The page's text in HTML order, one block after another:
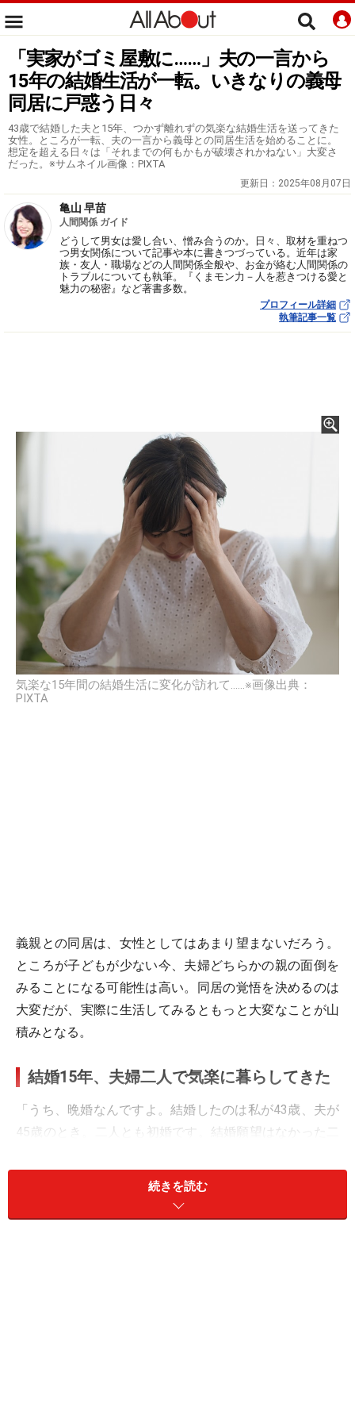
「実家がゴミ屋敷に……」夫の一言から
15年の結婚生活が一転。いきなりの義母
同居に戸惑う日々
43歳で結婚した夫と15年、つかず離れずの気楽な結婚生活を送ってきた
女性。ところが一転、夫の一言から義母との同居生活を始めることに。
想定を超える日々は「それまでの何もかもが破壊されかねない」大変さ
だった。※サムネイル画像：PIXTA
更新日： 2025年08月07日
亀山 早苗
人間関係 ガイド
どうして男女は愛し合い、憎み合うのか。日々、取材を重ねつ
つ男女関係について記事や本に書きつづっている。近年は家
族・友人・職場などの人間関係全般や、お金が絡む人間関係の
トラブルについても執筆。『くまモン力－人を惹きつける愛と
魅力の秘密』など著書多数。
プロフィール詳細
執筆記事一覧
気楽な15年間の結婚生活に変化が訪れて……※画像出典：
PIXTA
義親との同居は、女性としてはあまり望まないだろう。
ところが子どもが少ない今、夫婦どちらかの親の面倒を
みることになる可能性は高い。同居の覚悟を決めるのは
大変だが、実際に生活してみるともっと大変なことが山
積みとなる。
結婚15年、夫婦二人で気楽に暮らしてきた
「うち、晩婚なんですよ。結婚したのは私が43歳、夫が
45歳のとき。二人とも初婚です。結婚願望はなかった二
うかということになりました」
サエさんはそう言う。彼が長年住んでいた賃貸マンショ
続きを読む